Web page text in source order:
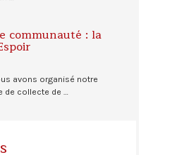
communauté : la
avons organisé notre
de collecte de …